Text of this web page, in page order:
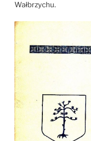
Wałbrzychu.